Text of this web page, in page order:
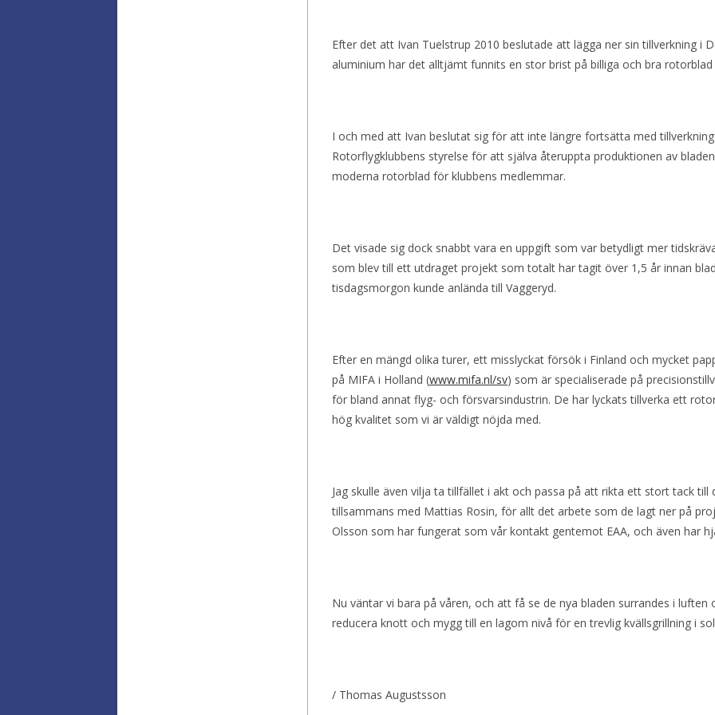
Efter det att Ivan Tuelstrup 2010 beslutade att lägga ner sin tillverkning i
aluminium har det alltjämt funnits en stor brist på billiga och bra
I och med att Ivan beslutat sig för att inte längre fortsätta med
Rotorflygklubbens styrelse för att själva återuppta produktionen av
moderna rotorblad för klubbens medlemmar.
Det visade sig dock snabbt vara en uppgift som var betydligt mer
som blev till ett utdraget projekt som totalt har tagit över 1,5 år innan
tisdagsmorgon kunde anlända till Vaggeryd.
Efter en mängd olika turer, ett misslyckat försök i Finland och mycket
på MIFA i Holland (www.mifa.nl/sv) som är specialiserade på
för bland annat flyg- och försvarsindustrin. De har lyckats tillverka ett
hög kvalitet som vi är väldigt nöjda med.
Jag skulle även vilja ta tillfället i akt och passa på att rikta ett stort tack till
tillsammans med Mattias Rosin, för allt det arbete som de lagt ner på
Olsson som har fungerat som vår kontakt gentemot EAA, och även har
Nu väntar vi bara på våren, och att få se de nya bladen surrandes i
reducera knott och mygg till en lagom nivå för en trevlig kvällsgrillning i
/ Thomas Augustsson